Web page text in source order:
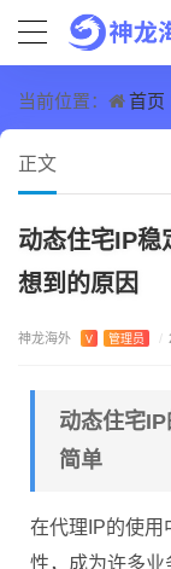
当前位置： 首页
正文
动态住宅IP稳
想到的原因
神龙海外 V 管理员 /
动态住宅
简单
在代理IP的使用
性，成为许多业